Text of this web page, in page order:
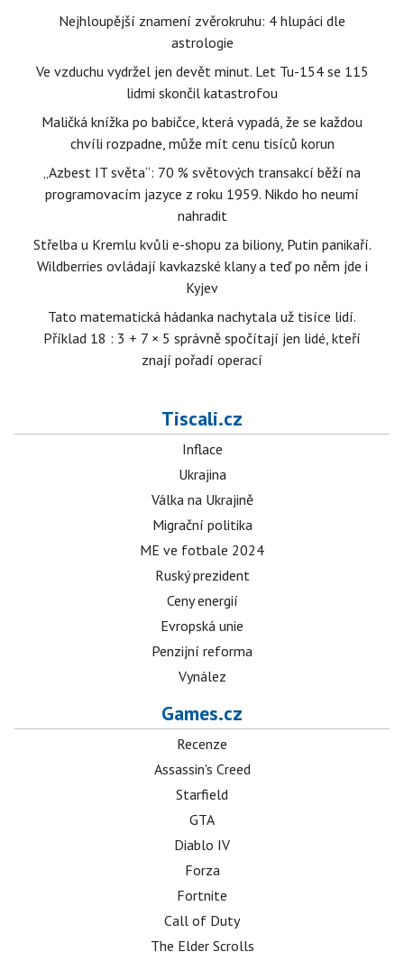
Nejhloupější znamení zvěrokruhu: 4 hlupáci dle
astrologie
Ve vzduchu vydržel jen devět minut. Let Tu-154 se 115
lidmi skončil katastrofou
Maličká knížka po babičce, která vypadá, že se každou
chvíli rozpadne, může mít cenu tisíců korun
„Azbest IT světa“: 70 % světových transakcí běží na
programovacím jazyce z roku 1959. Nikdo ho neumí
nahradit
Střelba u Kremlu kvůli e-shopu za biliony, Putin panikaří.
Wildberries ovládají kavkazské klany a teď po něm jde i
Kyjev
Tato matematická hádanka nachytala už tisíce lidí.
Příklad 18 : 3 + 7 × 5 správně spočítají jen lidé, kteří
znají pořadí operací
Tiscali.cz
Inflace
Ukrajina
Válka na Ukrajině
Migrační politika
ME ve fotbale 2024
Ruský prezident
Ceny energií
Evropská unie
Penzijní reforma
Vynález
Games.cz
Recenze
Assassin's Creed
Starfield
GTA
Diablo IV
Forza
Fortnite
Call of Duty
The Elder Scrolls